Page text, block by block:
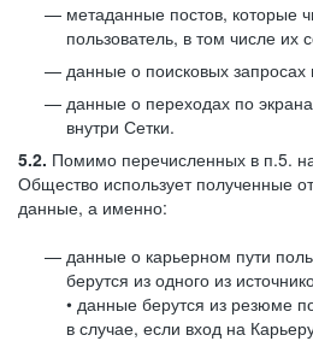
метаданные постов, которые
пользователь, в том числе их
данные о поисковых запросах
данные о переходах по
внутри Сетки.
5.2. Помимо перечисленных в п.5.
Общество использует полученные
данные, а именно:
данные о карьерном пути
берутся из одного из
• данные берутся из резюме
в случае, если вход на